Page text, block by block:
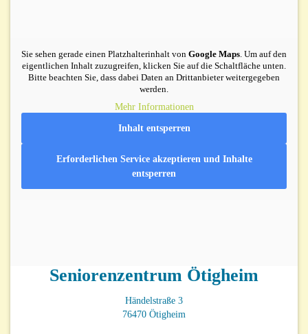
Sie sehen gerade einen Platzhalterinhalt von Google Maps. Um auf den
eigentlichen Inhalt zuzugreifen, klicken Sie auf die Schaltfläche unten.
Bitte beachten Sie, dass dabei Daten an Drittanbieter weitergegeben
werden.
Mehr Informationen
Inhalt entsperren
Erforderlichen Service akzeptieren und Inhalte
entsperren
Seniorenzentrum Ötigheim
Händelstraße 3
76470 Ötigheim